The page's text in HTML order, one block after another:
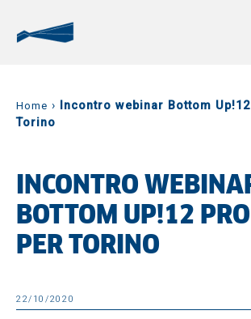
Home ›
Incontro webinar Bottom
Torino
INCONTRO
BOTTOM UP!12
PER TORINO
22/10/2020